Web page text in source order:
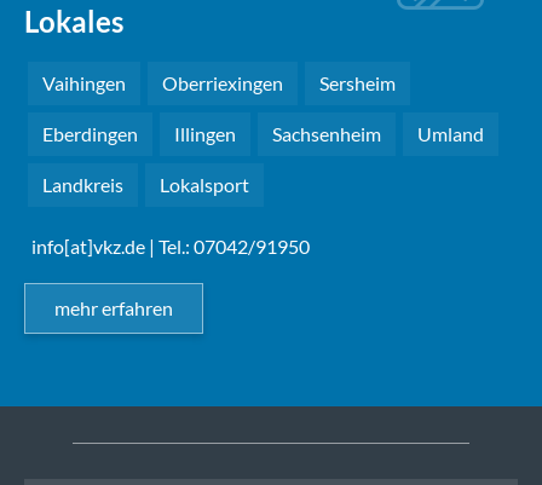
Lokales
Vaihingen Oberriexingen Sersheim
Eberdingen Illingen Sachsenheim Umland
Landkreis Lokalsport
info[at]vkz.de | Tel.: 07042/91950
mehr erfahren